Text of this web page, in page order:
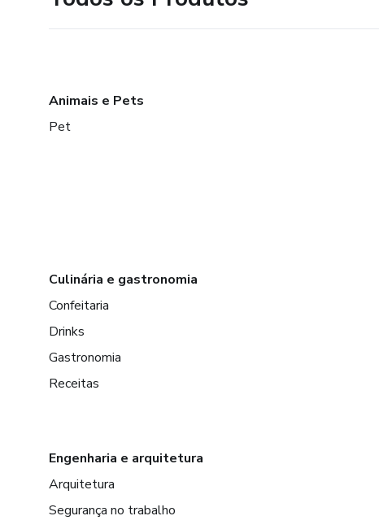
Animais e Pets
Pet
Culinária e gastronomia
Confeitaria
Drinks
Gastronomia
Receitas
Engenharia e arquitetura
Arquitetura
Segurança no trabalho